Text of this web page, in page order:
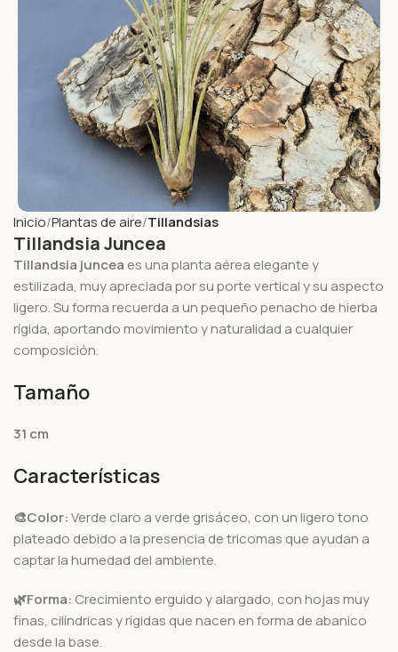
Inicio Plantas de aire Tillandsias
Tillandsia Juncea
Tillandsia juncea es una planta aérea elegante y
estilizada, muy apreciada por su porte vertical y su aspecto
ligero. Su forma recuerda a un pequeño penacho de hierba
rígida, aportando movimiento y naturalidad a cualquier
composición.
Tamaño
31 cm
Características
🎨Color:Verde claro a verde grisáceo, con un ligero tono
plateado debido a la presencia de tricomas que ayudan a
captar la humedad del ambiente.
🌿Forma: Crecimiento erguido y alargado, con hojas muy
finas, cilíndricas y rígidas que nacen en forma de abanico
desde la base.